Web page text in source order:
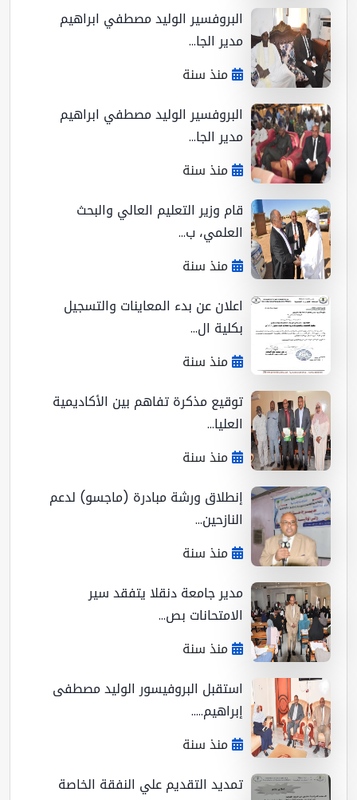
البروفسير الوليد مصطفي ابراهيم
مدير الجا...
منذ سنة
البروفسير الوليد مصطفي ابراهيم
مدير الجا...
منذ سنة
قام وزير التعليم العالي والبحث
العلمي، ب...
منذ سنة
اعلان عن بدء المعاينات والتسجيل
بكلية ال...
منذ سنة
توقيع مذكرة تفاهم بين الأكاديمية
العليا...
منذ سنة
إنطلاق ورشة مبادرة (ماجسو) لدعم
النازحين...
منذ سنة
مدير جامعة دنقلا يتفقد سير
الامتحانات بص...
منذ سنة
استقبل البروفيسور الوليد مصطفى
إبراهيم.....
منذ سنة
تمديد التقديم علي النفقة الخاصة